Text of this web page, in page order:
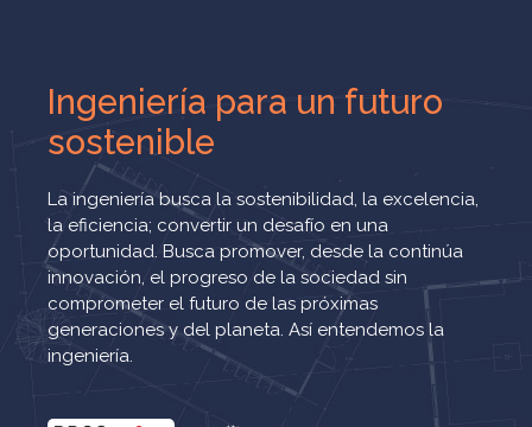
Ingeniería para un futuro
sostenible
La ingeniería busca la sostenibilidad, la excelencia,
la eficiencia; convertir un desafío en una
oportunidad. Busca promover, desde la continúa
innovación, el progreso de la sociedad sin
comprometer el futuro de las próximas
generaciones y del planeta. Así entendemos la
ingeniería.